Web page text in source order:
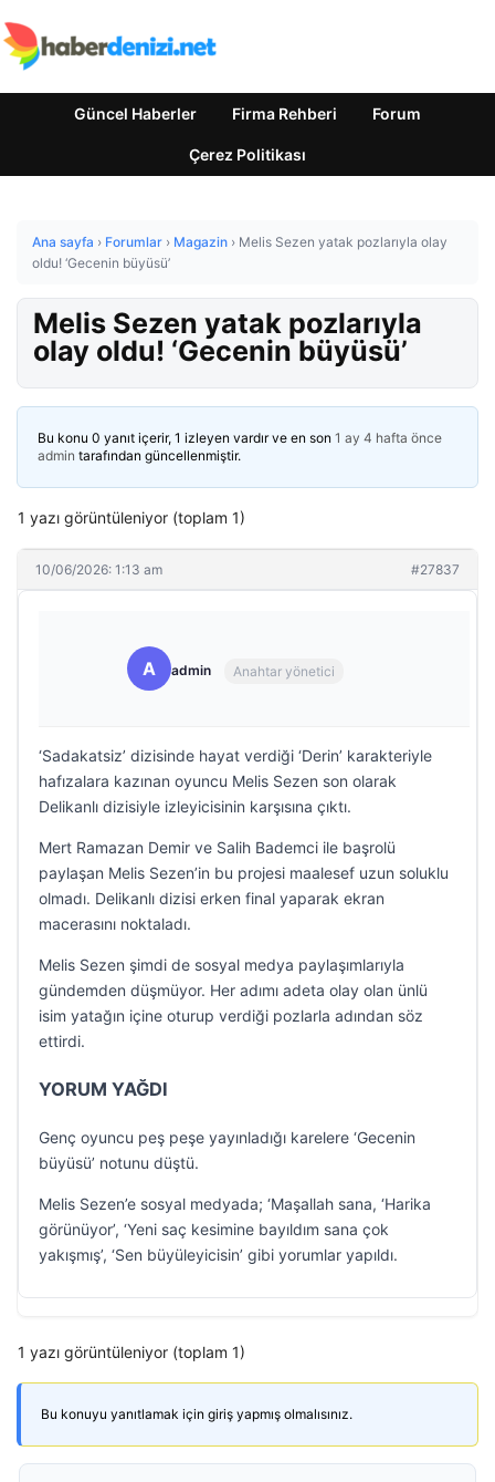
Güncel Haberler Firma Rehberi Forum
Çerez Politikası
Ana sayfa › Forumlar › Magazin › Melis Sezen yatak pozlarıyla olay
oldu! ‘Gecenin büyüsü’
Melis Sezen yatak pozlarıyla
olay oldu! ‘Gecenin büyüsü’
Bu konu 0 yanıt içerir, 1 izleyen vardır ve en son 1 ay 4 hafta önce
admin tarafından güncellenmiştir.
1 yazı görüntüleniyor (toplam 1)
10/06/2026: 1:13 am #27837
A admin Anahtar yönetici
‘Sadakatsiz’ dizisinde hayat verdiği ‘Derin’ karakteriyle
hafızalara kazınan oyuncu Melis Sezen son olarak
Delikanlı dizisiyle izleyicisinin karşısına çıktı.
Mert Ramazan Demir ve Salih Bademci ile başrolü
paylaşan Melis Sezen’in bu projesi maalesef uzun soluklu
olmadı. Delikanlı dizisi erken final yaparak ekran
macerasını noktaladı.
Melis Sezen şimdi de sosyal medya paylaşımlarıyla
gündemden düşmüyor. Her adımı adeta olay olan ünlü
isim yatağın içine oturup verdiği pozlarla adından söz
ettirdi.
YORUM YAĞDI
Genç oyuncu peş peşe yayınladığı karelere ‘Gecenin
büyüsü’ notunu düştü.
Melis Sezen’e sosyal medyada; ‘Maşallah sana, ‘Harika
görünüyor’, ‘Yeni saç kesimine bayıldım sana çok
yakışmış’, ‘Sen büyüleyicisin’ gibi yorumlar yapıldı.
1 yazı görüntüleniyor (toplam 1)
Bu konuyu yanıtlamak için giriş yapmış olmalısınız.